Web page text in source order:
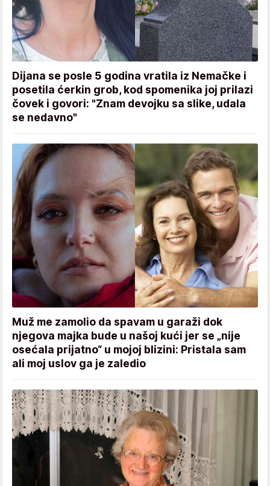
Dijana se posle 5 godina vratila iz Nemačke i
posetila ćerkin grob, kod spomenika joj prilazi
čovek i govori: "Znam devojku sa slike, udala
se nedavno"
Muž me zamolio da spavam u garaži dok
njegova majka bude u našoj kući jer se „nije
osećala prijatno“ u mojoj blizini: Pristala sam
ali moj uslov ga je zaledio